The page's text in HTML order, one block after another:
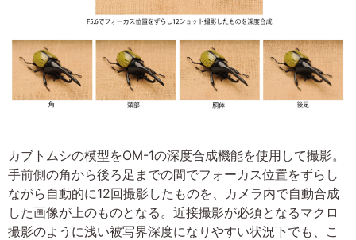
カブトムシの模型をOM-1の深度合成機能を使用して撮影。
手前側の角から後ろ足までの間でフォーカス位置をずらし
ながら自動的に12回撮影したものを、カメラ内で自動合成
した画像が上のものとなる。近接撮影が必須となるマクロ
撮影のように浅い被写界深度になりやすい状況下でも、こ